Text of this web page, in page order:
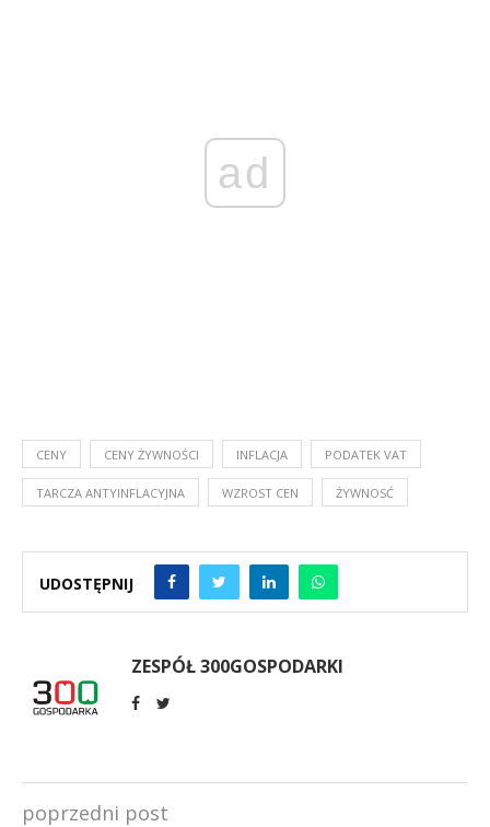
ad
CENY CENY ŻYWNOŚCI INFLACJA PODATEK VAT
TARCZA ANTYINFLACYJNA WZROST CEN ŻYWNOSĆ
UDOSTĘPNIJ
ZESPÓŁ 300GOSPODARKI
poprzedni post